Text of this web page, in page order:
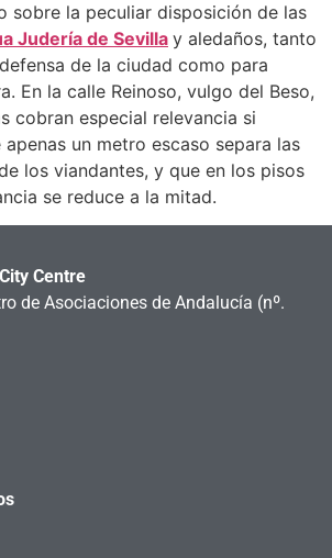
sobre la peculiar disposición de las
Judería de Sevilla y aledaños, tanto
de la ciudad como para
En la calle Reinoso, vulgo del Beso,
cobran especial relevancia si
un metro escaso separa las
los viandantes, y que en los pisos
se reduce a la mitad.
Centre
de Asociaciones de Andalucía (nº.